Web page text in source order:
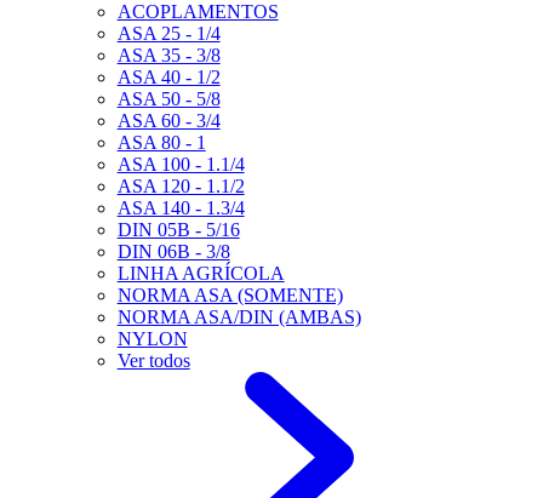
ACOPLAMENTOS
ASA 25 - 1/4
ASA 35 - 3/8
ASA 40 - 1/2
ASA 50 - 5/8
ASA 60 - 3/4
ASA 80 - 1
ASA 100 - 1.1/4
ASA 120 - 1.1/2
ASA 140 - 1.3/4
DIN 05B - 5/16
DIN 06B - 3/8
LINHA AGRÍCOLA
NORMA ASA (SOMENTE)
NORMA ASA/DIN (AMBAS)
NYLON
Ver todos